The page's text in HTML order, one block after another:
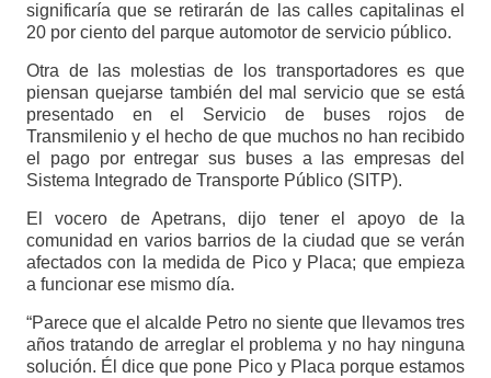
significaría que se retirarán de las calles capitalinas el
20 por ciento del parque automotor de servicio público.
Otra de las molestias de los transportadores es que
piensan quejarse también del mal servicio que se está
presentado en el Servicio de buses rojos de
Transmilenio y el hecho de que muchos no han recibido
el pago por entregar sus buses a las empresas del
Sistema Integrado de Transporte Público (SITP).
El vocero de Apetrans, dijo tener el apoyo de la
comunidad en varios barrios de la ciudad que se verán
afectados con la medida de Pico y Placa; que empieza
a funcionar ese mismo día.
“Parece que el alcalde Petro no siente que llevamos tres
años tratando de arreglar el problema y no hay ninguna
solución. Él dice que pone Pico y Placa porque estamos